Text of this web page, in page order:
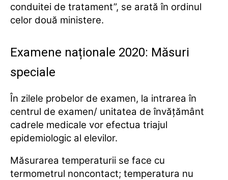
conduitei de tratament”, se arată în ordinul
celor două ministere.
Examene naționale 2020: Măsuri
speciale
În zilele probelor de examen, la intrarea în
centrul de examen/ unitatea de învăţământ
cadrele medicale vor efectua triajul
epidemiologic al elevilor.
Măsurarea temperaturii se face cu
termometrul noncontact; temperatura nu